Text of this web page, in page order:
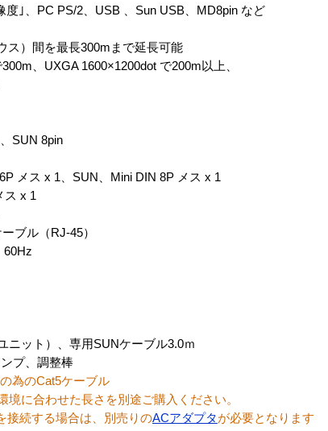
度｣、PC PS/2、USB 、Sun USB、MD8pin など
ス）間を最長300mまで延長可能
、UXGA 1600×1200dot で200m以上、
SUN 8pin
ス x 1、SUN、Mini DIN 8P メス x 1
x 1
ブル（RJ-45）
60Hz
ニット）、専用SUNケーブル3.0ｍ
、調整棒
為のCat5ケーブル
に合わせた長さを別途ご購入ください。
接続する場合は、別売りのACアダプタが必要となります